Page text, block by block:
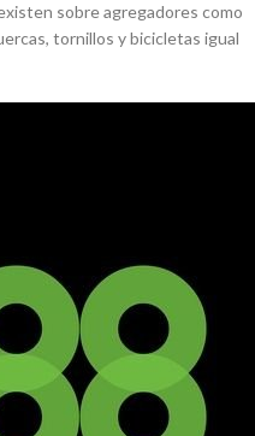
sobre agregadores como
tornillos y bicicletas igual